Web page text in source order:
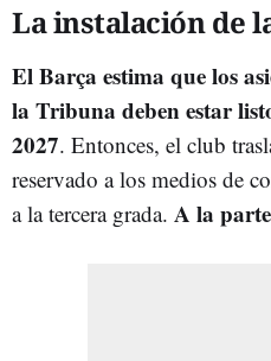
La instalación de
El Barça estima que los
la Tribuna deben estar
2027. Entonces, el club
reservado a los medios de
a la tercera grada. A la